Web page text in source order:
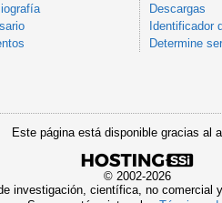
Descargas
Identificador
Determine
Este página está disponible gracias al
© 2002-2026
investigación, científica, no comercial